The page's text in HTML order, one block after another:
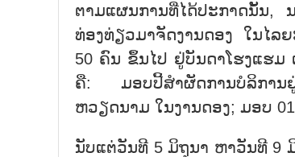
ຕາມແຜນການທີ່ໄດ້ປະກາດນັ້ນ,
ທ່ອງທ່ຽວມາຈັດງານດອງ ໃນໄລ
50 ຄົນ ຂຶ້ນໄປ ຢູ່ບັນດາໂຮງແຮ
ຄື: ມອບປີ້ສຳຜັດການບໍລິການ
ຫວຽດນາມ ໃນງານດອງ; ມອບ
ນັບແຕ່ວັນທີ 5 ມິຖຸນາ ຫາວັນທີ 9